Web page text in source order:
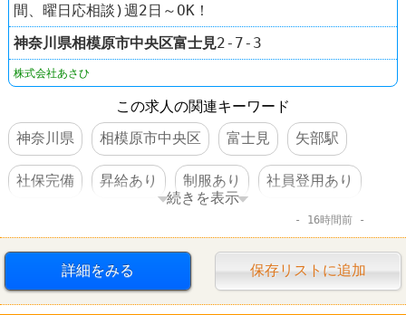
間、曜日応相談)週2日～OK！
神奈川県相模原市中央区富士見2-7-3
株式会社あさひ
この求人の関連キーワード
神奈川県
相模原市中央区 富士見 矢部駅
社保完備 昇給あり 制服あり 社員登用あり
サイクルベースあさひ
続きを表示
16時間前
詳細をみる 保存リストに追加